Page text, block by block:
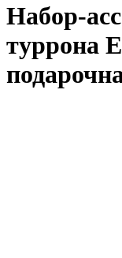
Набор-
туррона